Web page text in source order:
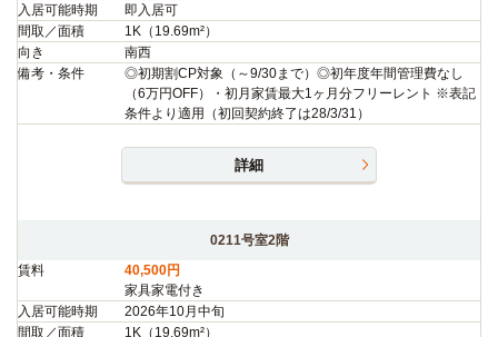
入居可能時期
即入居可
間取／面積
1K（19.69m²）
向き
南西
備考・条件
◎初期割CP対象（～9/30まで）◎初年度年間管理費なし
（6万円OFF）・初月家賃最大1ヶ月分フリーレント ※表記
条件より適用（初回契約終了は28/3/31）
詳細
0211号室2階
賃料
40,500円
家具家電付き
入居可能時期
2026年10月中旬
間取／面積
1K（19.69m²）